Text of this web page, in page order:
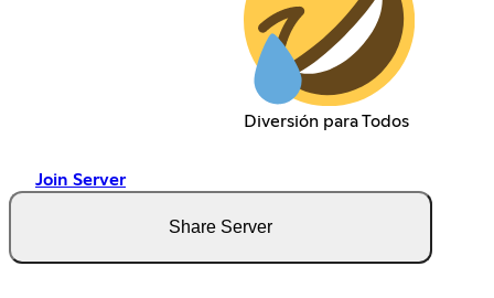
Diversión para Todos
Join Server
Share Server